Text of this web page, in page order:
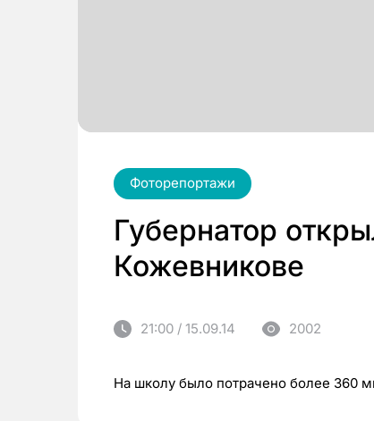
Фоторепортажи
Губернатор
Кожевникове
21:00 / 15.09.14 2002
На школу было потрачено более 360